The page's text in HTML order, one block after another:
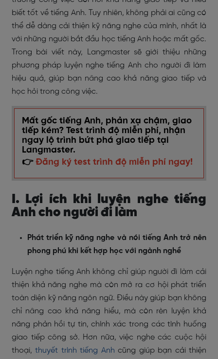
biết tốt về tiếng Anh. Tuy nhiên, không phải ai cũng có
thể dễ dàng cải thiện kỹ năng nghe của mình, nhất là
với những người bắt đầu học tiếng Anh hoặc mất gốc.
Trong bài viết này, Langmaster sẽ giới thiệu những
phương pháp luyện nghe tiếng Anh cho người đi làm
hiệu quả, giúp bạn nâng cao khả năng giao tiếp và
học hỏi trong công việc.
Mất gốc tiếng Anh, phản xạ chậm, giao
tiếp kém? Test trình độ miễn phí, nhận
ngay lộ trình bứt phá giao tiếp tại
Langmaster.
👉 Đăng ký test trình độ miễn phí ngay!
I. Lợi ích khi luyện nghe tiếng
Anh cho người đi làm
Phát triển kỹ năng nghe và nói tiếng Anh trở nên
phong phú khi kết hợp học với ngành nghề
Luyện nghe tiếng Anh không chỉ giúp người đi làm cải
thiện khả năng nghe mà còn mở ra cơ hội phát triển
toàn diện kỹ năng ngôn ngữ. Điều này giúp bạn không
chỉ nâng cao khả năng hiểu, mà còn rèn luyện khả
năng phản hồi tự tin, chính xác trong các tình huống
giao tiếp công sở. Hơn nữa, việc nghe các cuộc hội
thoại,thuyết trình tiếng Anh cũng giúp bạn cải thiện